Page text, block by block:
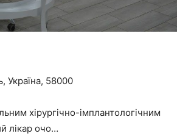
Україна, 58000
хірургічно-імплантологічним
лікар очо…